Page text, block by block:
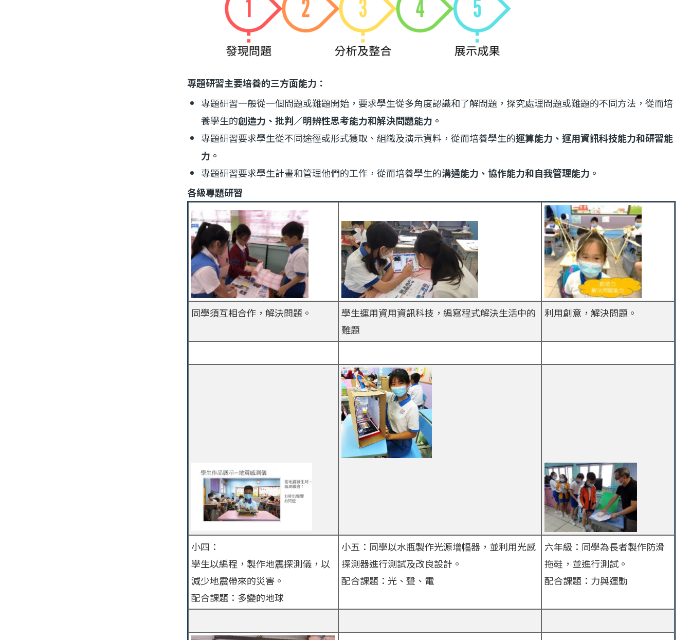
專題研習主要培養的三方面能力：
專題研習一般從一個問題或難題開始，要求學生從多角度認識和了解問題，探究處理問題或難題的不同方法，從而培
養學生的創造力、批判／明辨性思考能力和解決問題能力。
專題研習要求學生從不同途徑或形式獲取、組織及演示資料，從而培養學生的運算能力、運用資訊科技能力和研習能
力。
專題研習要求學生計畫和管理他們的工作，從而培養學生的溝通能力、協作能力和自我管理能力。
各級專題研習
同學須互相合作，解決問題。
學生運用資用資訊科技，編寫程式解決生活中的
難題
利用創意，解決問題。
小四：
學生以編程，製作地震探測儀，以
減少地震帶來的災害。
配合課題：多變的地球
小五：同學以水瓶製作光源增幅器，並利用光感
探測器進行測試及改良設計。
配合課題：光、聲、電
六年級：同學為長者製作防滑
拖鞋，並進行測試。
配合課題：力與運動